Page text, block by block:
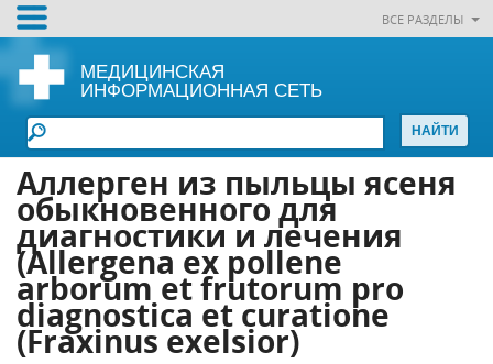
ВСЕ РАЗДЕЛЫ
МЕДИЦИНСКАЯ
ИНФОРМАЦИОННАЯ СЕТЬ
Аллерген из пыльцы ясеня
обыкновенного для
диагностики и лечения
(Allergena ex pollene
arborum et frutorum pro
diagnostica et curatione
(Fraxinus exelsior)